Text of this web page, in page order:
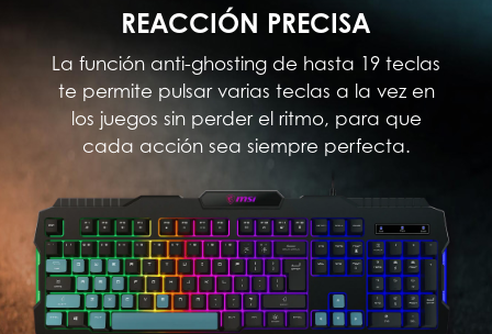
REACCIÓN PRECISA
La función anti-ghosting de hasta 19 teclas
te permite pulsar varias teclas a la vez en
los juegos sin perder el ritmo, para que
cada acción sea siempre perfecta.